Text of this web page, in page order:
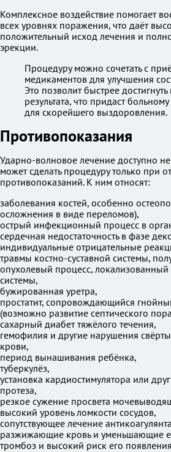
Комплексное воздействие помогает
всех уровнях поражения, что даёт
положительный исход лечения и
эрекции.
Процедуру можно сочетать с
медикаментов для улучшения
Это позволит быстрее
результата, что придаст
для скорейшего выздоровления.
Противопоказания
Ударно-волновое лечение доступно
может сделать процедуру только при
противопоказаний. К ним относят:
заболевания костей, особенно
осложнения в виде переломов),
острый инфекционный процесс в
сердечная недостаточность в фазе
индивидуальные отрицательные
травмы костно-суставной системы,
опухолевый процесс,
системы,
бужированная уретра,
простатит, сопровождающийся
(возможно развитие септического
сахарный диабет тяжёлого течения,
гемофилия и другие нарушения
крови,
период вынашивания ребёнка,
туберкулёз,
установка кардиостимулятора или
протеза,
резкое сужение просвета
высокий уровень ломкости сосудов,
сопутствующее лечение
разжижающие кровь и уменьшающие
тромбоз и высокий риск его